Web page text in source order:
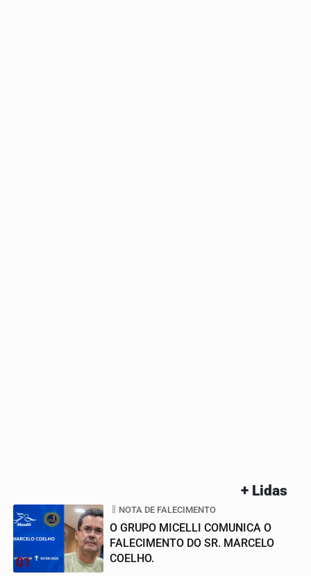
+ Lidas
01
NOTA DE FALECIMENTO
O GRUPO MICELLI COMUNICA O
FALECIMENTO DO SR. MARCELO
COELHO.